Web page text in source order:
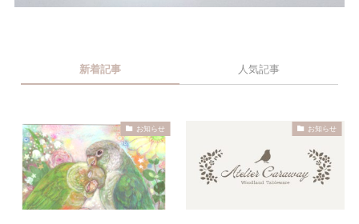
新着記事 人気記事
お知らせ お知らせ